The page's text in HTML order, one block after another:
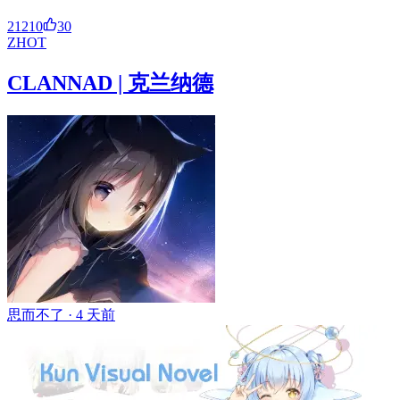
21210
30
ZHOT
CLANNAD | 克兰纳德
思而不了 · 4 天前